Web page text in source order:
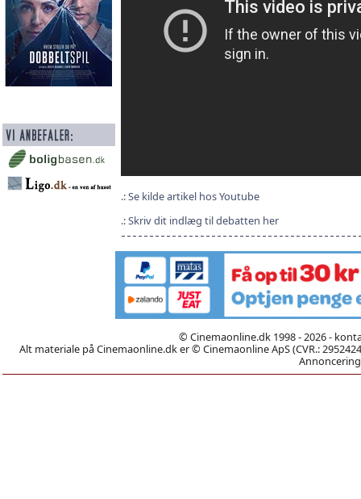
Se kilde artikel hos Youtube
Skriv dit indlæg til debatten her
© Cinemaonline.dk 1998 - 2026 -
Alt materiale på Cinemaonline.dk er © Cinemaonline ApS (CVR.: